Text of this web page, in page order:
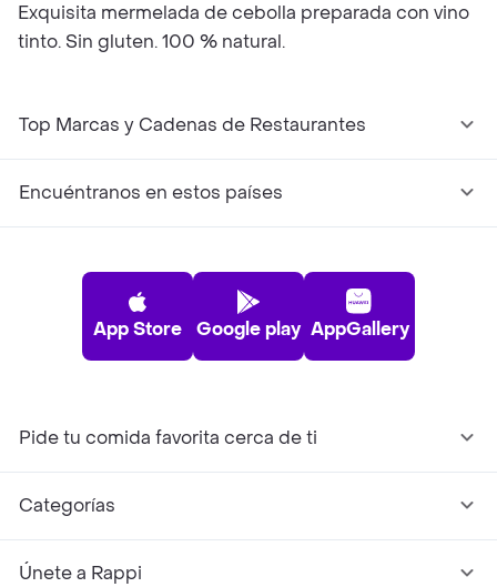
Exquisita mermelada de cebolla preparada con vino
tinto. Sin gluten. 100 % natural.
Top Marcas y Cadenas de Restaurantes
Encuéntranos en estos países
App Store Google play AppGallery
Pide tu comida favorita cerca de ti
Categorías
Únete a Rappi